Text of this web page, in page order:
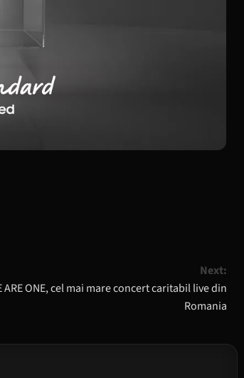
Next:
ARE ONE, cel mai mare concert caritabil live din
Romania